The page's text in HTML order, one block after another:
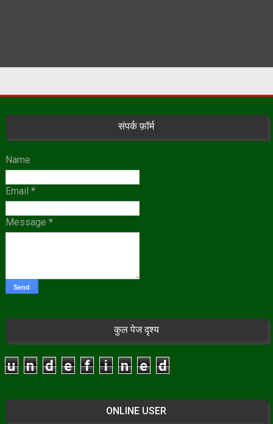
संपर्क फ़ॉर्म
Name
Email *
Message *
कुल पेज दृश्य
u n d e f i n e d
ONLINE USER